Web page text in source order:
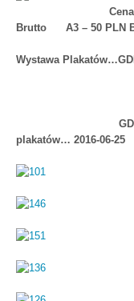
Cena 1
Brutto A3 – 50 PLN
Wystawa
GDE
plakatów… 2016-06-25